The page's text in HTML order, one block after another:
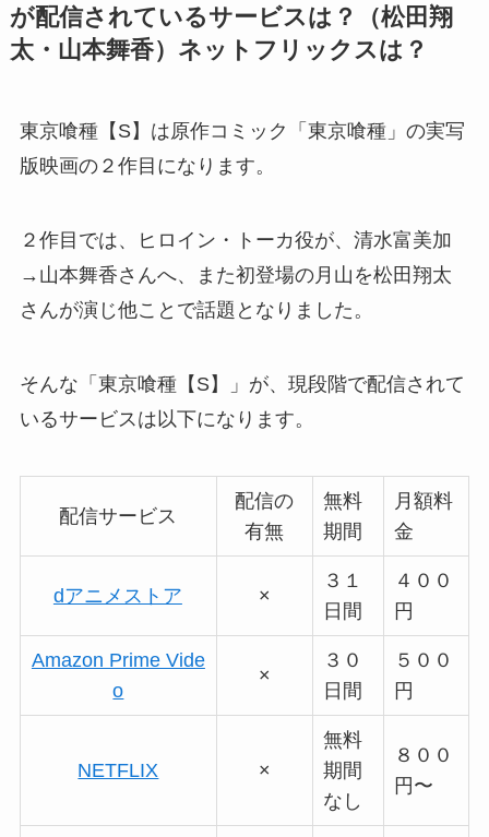
が配信されているサービスは？（松田翔
太・山本舞香）ネットフリックスは？
東京喰種【S】は原作コミック「東京喰種」の実写
版映画の２作目になります。
２作目では、ヒロイン・トーカ役が、清水富美加
→山本舞香さんへ、また初登場の月山を松田翔太
さんが演じ他ことで話題となりました。
そんな「東京喰種【S】」が、現段階で配信されて
いるサービスは以下になります。
配信サービス
配信の
有無
無料
期間
月額料
金
dアニメストア ×
３１
日間
４００
円
Amazon Prime Vide
o
×
３０
日間
５００
円
NETFLIX ×
無料
期間
なし
８００
円〜